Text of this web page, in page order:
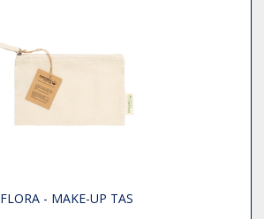
FLORA - MAKE-UP TAS